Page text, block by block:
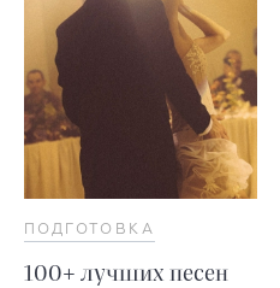
ПОДГОТОВКА
100+ лучших песен